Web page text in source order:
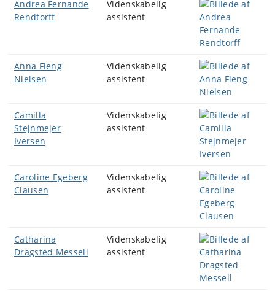
Andrea Fernande
Rendtorff
Videnskabelig
assistent
Anna Fleng
Nielsen
Videnskabelig
assistent
Camilla
Stejnmejer
Iversen
Videnskabelig
assistent
Caroline Egeberg
Clausen
Videnskabelig
assistent
Catharina
Dragsted Messell
Videnskabelig
assistent